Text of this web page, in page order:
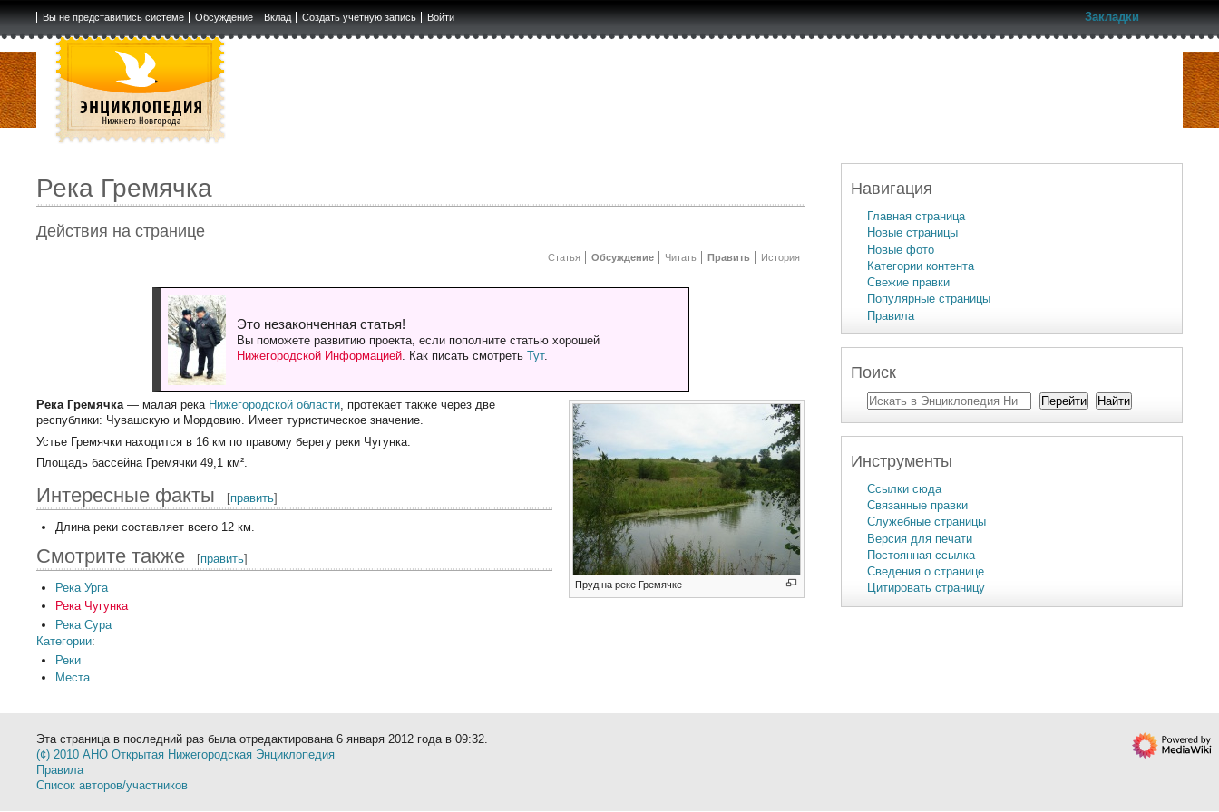
Вы не представились системе Обсуждение Вклад Создать учётную запись Войти Закладки
Река Гремячка
Действия на странице
Статья Обсуждение Читать Править История
Это незаконченная статья!
Вы поможете развитию проекта, если пополните статью хорошей
Нижегородской Информацией. Как писать смотреть Тут.
Пруд на реке Гремячке
Река Гремячка— малая река Нижегородской области, протекает также через две
республики: Чувашскую и Мордовию. Имеет туристическое значение.
Устье Гремячки находится в 16 км по правому берегу реки Чугунка.
Площадь бассейна Гремячки 49,1 км².
Интересные факты [править]
Длина реки составляет всего 12 км.
Смотрите также [править]
Река Урга
Река Чугунка
Река Сура
Категории:
Реки
Места
Навигация
Главная страница
Новые страницы
Новые фото
Категории контента
Свежие правки
Популярные страницы
Правила
Поиск
Инструменты
Ссылки сюда
Связанные правки
Служебные страницы
Версия для печати
Постоянная ссылка
Сведения о странице
Цитировать страницу
Эта страница в последний раз была отредактирована 6 января 2012 года в 09:32.
(¢) 2010 АНО Открытая Нижегородская Энциклопедия
Правила
Список авторов/участников